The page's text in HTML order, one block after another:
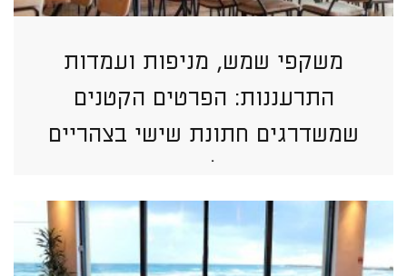
משקפי שמש, מניפות ועמדות
התרעננות: הפרטים הקטנים
שמשדרגים חתונת שישי בצהריים